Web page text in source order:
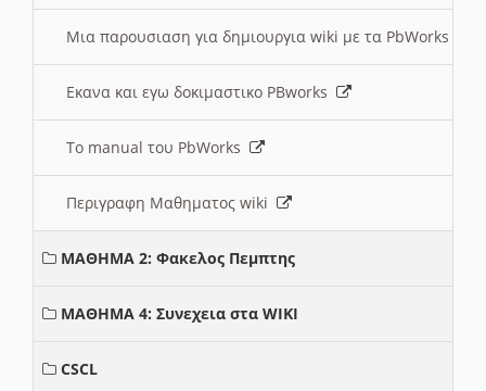
Μια παρουσιαση για δημιουργια wiki με τα PbWorks
Εκανα και εγω δοκιμαστικο PBworks
Το manual του PbWorks
Περιγραφη Μαθηματος wiki
ΜΑΘΗΜΑ 2: Φακελος Πεμπτης
ΜΑΘΗΜΑ 4: Συνεχεια στα WIKI
CSCL